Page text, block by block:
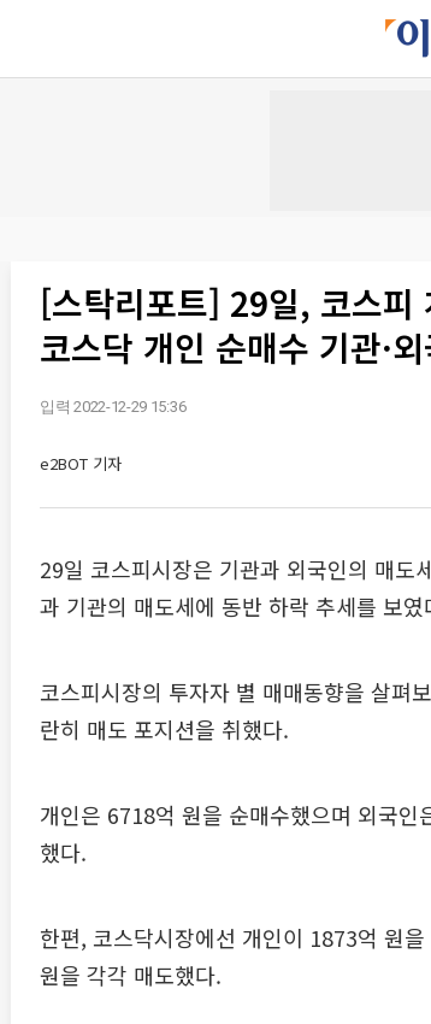
[스탁리포트] 29일, 코스피
코스닥 개인 순매수 기관·
입력 2022-12-29 15:36
e2BOT 기자
29일 코스피시장은 기관과 외국인의 매도
과 기관의 매도세에 동반 하락 추세를 보였
코스피시장의 투자자 별 매매동향을 살펴
란히 매도 포지션을 취했다.
개인은 6718억 원을 순매수했으며 외국
했다.
한편, 코스닥시장에선 개인이 1873억 원
원을 각각 매도했다.